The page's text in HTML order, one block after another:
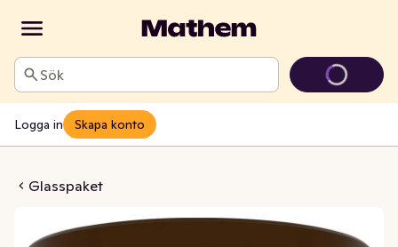
Sök
Logga in Skapa konto
Glasspaket
Pistache